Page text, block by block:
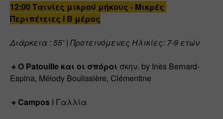
12:00 Ταινίες μικρού μήκους - Μικρές
Περιπέτειες I B μέρος
Διάρκεια : 55’ | Προτεινόμενες Ηλικίες: 7-9 ετών
🔸Ο Patouille και οι σπόροι σκην. by Inès Bernard-
Espina, Mélody Boulissière, Clémentine
🔸 Campos Ι Γαλλία